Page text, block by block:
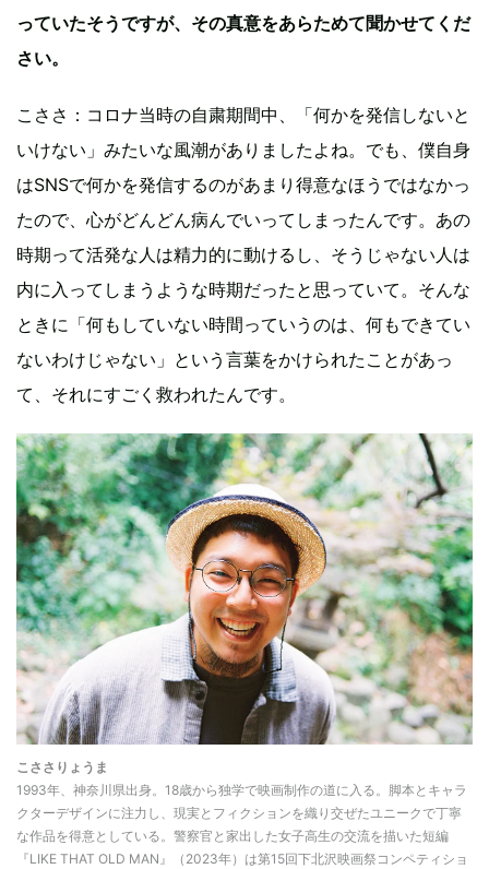
っていたそうですが、その真意をあらためて聞かせてくだ
さい。
こささ：コロナ当時の自粛期間中、「何かを発信しないと
いけない」みたいな風潮がありましたよね。でも、僕自身
はSNSで何かを発信するのがあまり得意なほうではなかっ
たので、心がどんどん病んでいってしまったんです。あの
時期って活発な人は精力的に動けるし、そうじゃない人は
内に入ってしまうような時期だったと思っていて。そんな
ときに「何もしていない時間っていうのは、何もできてい
ないわけじゃない」という言葉をかけられたことがあっ
て、それにすごく救われたんです。
こささりょうま
1993年、神奈川県出身。18歳から独学で映画制作の道に入る。脚本とキャラ
クターデザインに注力し、現実とフィクションを織り交ぜたユニークで丁寧
な作品を得意としている。警察官と家出した女子高生の交流を描いた短編
『LIKE THAT OLD MAN』（2023年）は第15回下北沢映画祭コンペティショ